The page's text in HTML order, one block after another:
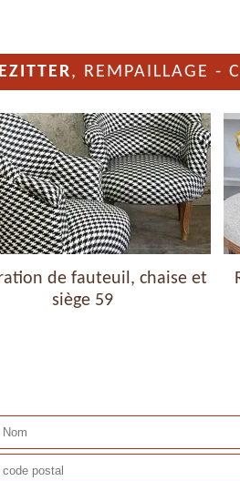
, REMPAILLAGE -
de fauteuil, chaise et
siège 59